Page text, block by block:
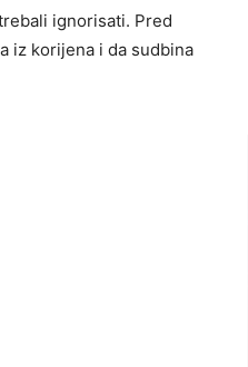
ignorisati. Pred
iz korijena i da sudbina